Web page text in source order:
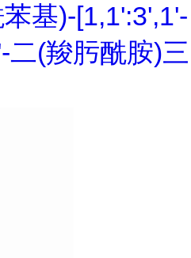
基)-[1,1':3',1'-
二(羧肟酰胺)三